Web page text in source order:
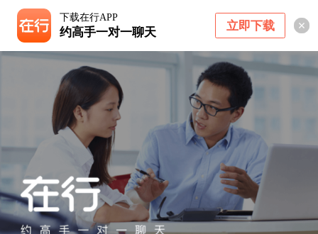
下载在行APP
约高手一对一聊天 立即下载